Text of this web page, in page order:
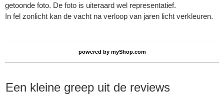
getoonde foto. De foto is uiteraard wel representatief.
In fel zonlicht kan de vacht na verloop van jaren licht verkleuren.
powered by myShop.com
Een kleine greep uit de reviews